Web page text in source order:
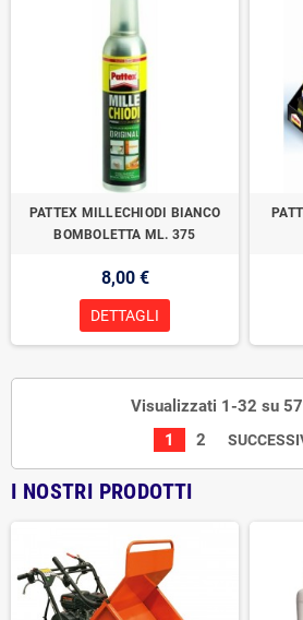
PATTEX MILLECHIODI BIANCO
BOMBOLETTA ML. 375
8,00 €
DETTAGLI
Visualizzati 1-32 su
1
2
I NOSTRI PRODOTTI